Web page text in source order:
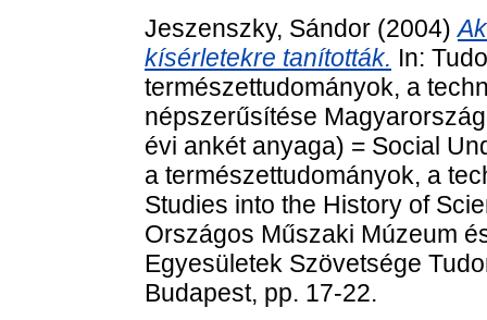
Jeszenszky, Sándor (2004)
kísérletekre tanították. In:
természettudományok, a
népszerűsítése
évi ankét anyaga) = Social
a természettudományok, a
Studies into the History of
Országos Műszaki Múzeum
Egyesületek Szövetsége
Budapest, pp. 17-22.